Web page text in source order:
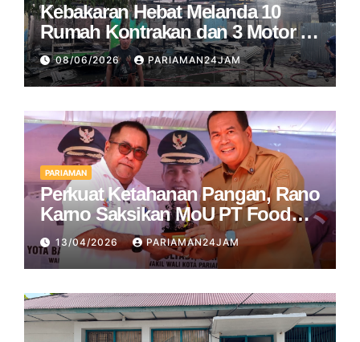
Kebakaran Hebat Melanda 10
Rumah Kontrakan dan 3 Motor di
Pariaman
08/06/2026 PARIAMAN24JAM
PARIAMAN
Perkuat Ketahanan Pangan, Rano
Karno Saksikan MoU PT Food
Station dan Pemko Pariaman
13/04/2026 PARIAMAN24JAM